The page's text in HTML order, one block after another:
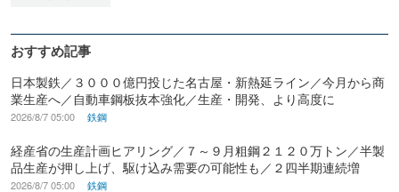
おすすめ記事
日本製鉄／３０００億円投じた名古屋・新熱延ライン／今月から商
業生産へ／自動車鋼板抜本強化／生産・開発、より高度に
2026/8/7 05:00 鉄鋼
経産省の生産計画ヒアリング／７～９月粗鋼２１２０万トン／半製
品生産が押し上げ、駆け込み需要の可能性も／２四半期連続増
2026/8/7 05:00 鉄鋼